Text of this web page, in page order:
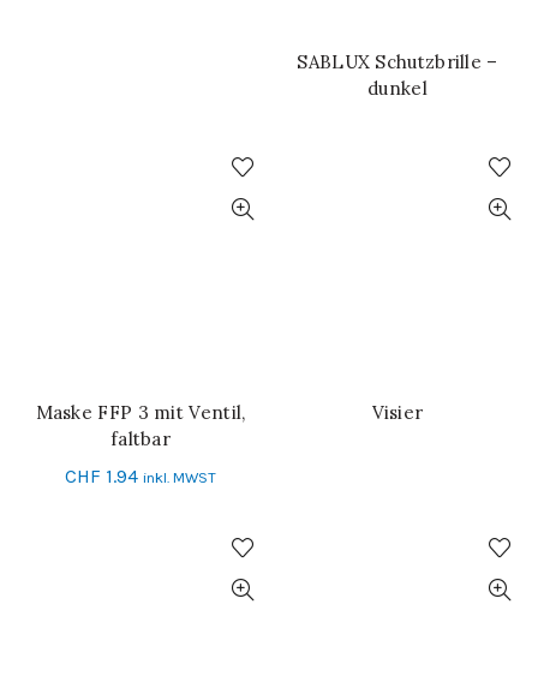
WEITERLESEN
SABLUX Schutzbrille –
dunkel
IN DEN WARENKORB
Maske FFP 3 mit Ventil,
faltbar
CHF 1.94 inkl. MWST
WEITERLESEN
Visier